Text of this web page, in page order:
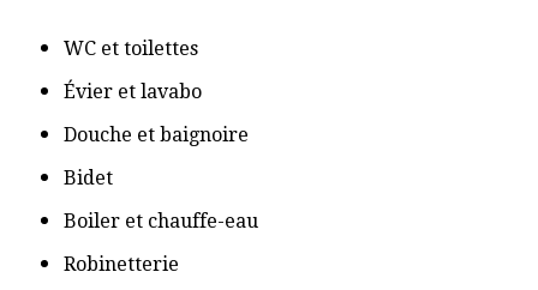
WC et toilettes
Évier et lavabo
Douche et baignoire
Bidet
Boiler et chauffe-eau
Robinetterie